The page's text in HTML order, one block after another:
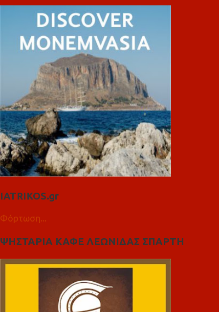
IATRIKOS.gr
Φόρτωση...
ΨΗΣΤΑΡΙΑ ΚΑΦΕ ΛΕΩΝΙΔΑΣ ΣΠΑΡΤΗ